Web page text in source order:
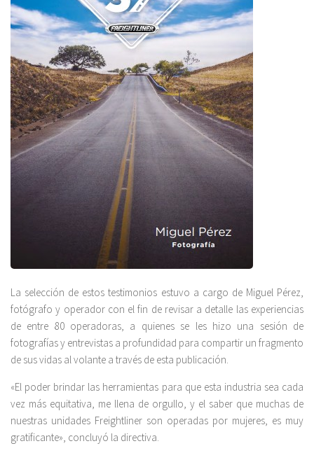
La selección de estos testimonios estuvo a cargo de Miguel Pérez,
fotógrafo y operador con el fin de revisar a detalle las experiencias
de entre 80 operadoras, a quienes se les hizo una sesión de
fotografías y entrevistas a profundidad para compartir un fragmento
de sus vidas al volante a través de esta publicación.
«El poder brindar las herramientas para que esta industria sea cada
vez más equitativa, me llena de orgullo, y el saber que muchas de
nuestras unidades Freightliner son operadas por mujeres, es muy
gratificante», concluyó la directiva.